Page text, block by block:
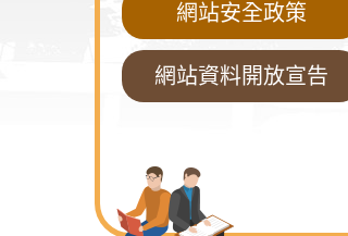
網站安全政策
網站資料開放宣告